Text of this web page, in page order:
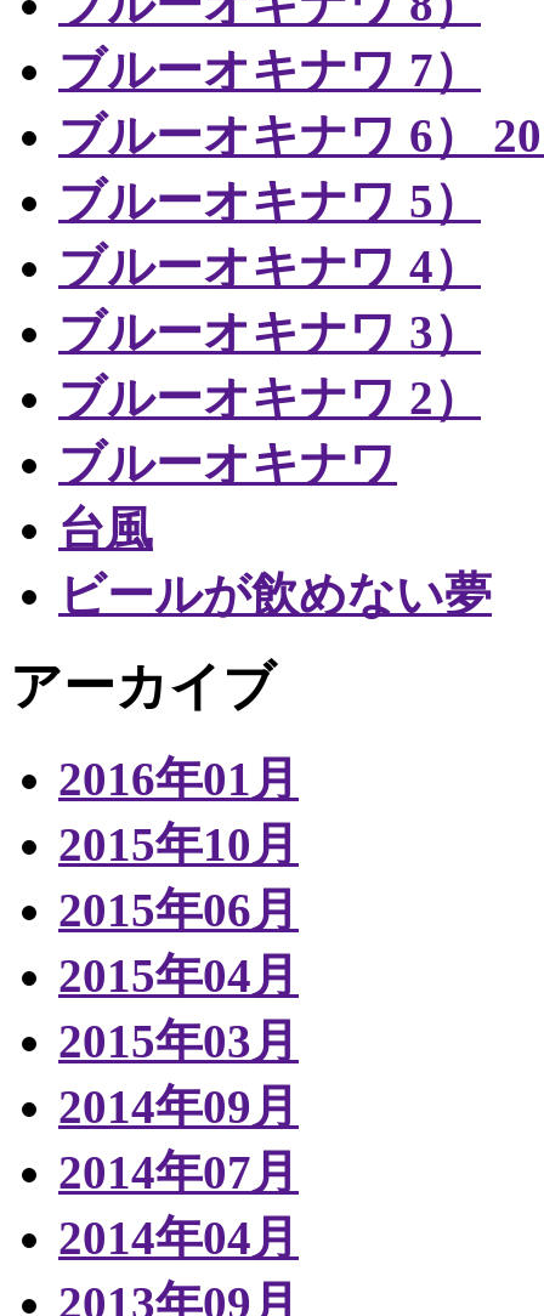
ブルーオキナワ 7）
ブルーオキナワ 6）
ブルーオキナワ 5）
ブルーオキナワ 4）
ブルーオキナワ 3）
ブルーオキナワ 2）
ブルーオキナワ
台風
ビールが飲めない夢
アーカイブ
2016年01月
2015年10月
2015年06月
2015年04月
2015年03月
2014年09月
2014年07月
2014年04月
2013年09月